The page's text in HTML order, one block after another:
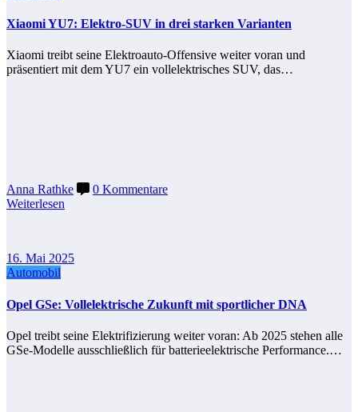
Xiaomi YU7: Elektro-SUV in drei starken Varianten
Xiaomi treibt seine Elektroauto-Offensive weiter voran und
präsentiert mit dem YU7 ein vollelektrisches SUV, das…
Anna Rathke
0 Kommentare
Weiterlesen
16. Mai 2025
Automobil
Opel GSe: Vollelektrische Zukunft mit sportlicher DNA
Opel treibt seine Elektrifizierung weiter voran: Ab 2025 stehen alle
GSe-Modelle ausschließlich für batterieelektrische Performance.…